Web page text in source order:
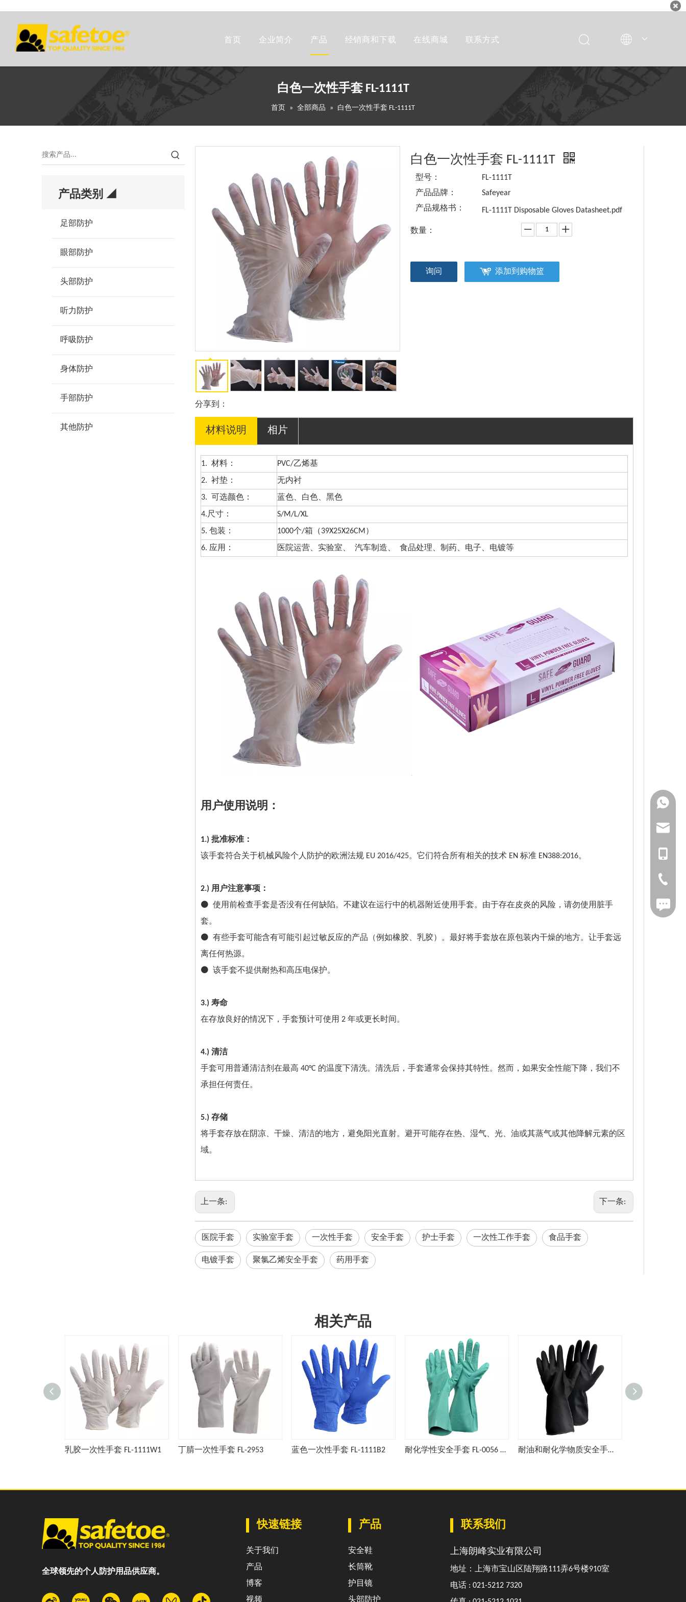
首页 企业简介 产品 经销商和下载 在线商城 联系方式
Deutsch
白色一次性手套 FL-1111T
首页 » 全部商品 » 白色一次性手套 FL-1111T
产品类别 ◢
足部防护
眼部防护
头部防护
听力防护
呼吸防护
身体防护
手部防护
其他防护
分享到：
白色一次性手套 FL-1111T
型号：
FL-1111T
产品品牌：
Safeyear
产品规格书：
FL-1111T Disposable Gloves Datasheet.pdf
数量：
询问 添加到购物篮
材料说明 相片
1. 材料： PVC/乙烯基
2. 衬垫： 无内衬
3. 可选颜色： 蓝色、白色、黑色
4.尺寸： S/M/L/XL
5. 包装： 1000个/箱（39X25X26CM）
6. 应用： 医院运营、实验室、 汽车制造、 食品处理、制药、电子、电镀等
用户使用说明：
1.) 批准标准：
该手套符合关于机械风险个人防护的欧洲法规 EU 2016/425。它们符合所有相关的技术 EN 标准 EN388:2016。
2.) 用户注意事项：
⚫ 使用前检查手套是否没有任何缺陷。不建议在运行中的机器附近使用手套。由于存在皮炎的风险，请勿使用脏手
套。
⚫ 有些手套可能含有可能引起过敏反应的产品（例如橡胶、乳胶）。最好将手套放在原包装内干燥的地方。让手套远
离任何热源。
⚫ 该手套不提供耐热和高压电保护。
3.) 寿命
在存放良好的情况下，手套预计可使用 2 年或更长时间。
4.) 清洁
手套可用普通清洁剂在最高 40°C 的温度下清洗。清洗后，手套通常会保持其特性。然而，如果安全性能下降，我们不
承担任何责任。
5.) 存储
将手套存放在阴凉、干燥、清洁的地方，避免阳光直射。避开可能存在热、湿气、光、油或其蒸气或其他降解元素的区
域。
上一条: 下一条:
医院手套 实验室手套 一次性手套 安全手套 护士手套 一次性工作手套 食品手套
电镀手套 聚氯乙烯安全手套 药用手套
相关产品
乳胶一次性手套 FL-1111W1 丁腈一次性手套 FL-2953 蓝色一次性手套 FL-1111B2 耐化学性安全手套 FL-0056 绿色 耐油和耐化学物质安全手套 FL-0056 黑色
全球领先的个人防护用品供应商。
021-
传真：
快速链接
关于我们
产品
博客
视频
产品
安全鞋
长筒靴
护目镜
头部防护
联系我们
上海朗峰实业有限公司
地址：上海市宝山区陆翔路111弄6号楼910室
电话 : 021-5212 7320